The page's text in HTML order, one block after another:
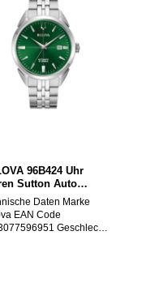
96B424 Uhr
Sutton Auto
GrünDaten Marke
EAN Code
Geschlecht